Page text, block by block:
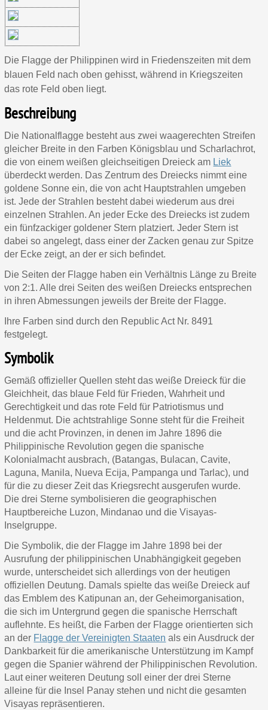
Die Flagge der Philippinen wird in Friedenszeiten mit dem
blauen Feld nach oben gehisst, während in Kriegszeiten
das rote Feld oben liegt.
Beschreibung
Die Nationalflagge besteht aus zwei waagerechten Streifen
gleicher Breite in den Farben Königsblau und Scharlachrot,
die von einem weißen gleichseitigen Dreieck am Liek
überdeckt werden. Das Zentrum des Dreiecks nimmt eine
goldene Sonne ein, die von acht Hauptstrahlen umgeben
ist. Jede der Strahlen besteht dabei wiederum aus drei
einzelnen Strahlen. An jeder Ecke des Dreiecks ist zudem
ein fünfzackiger goldener Stern platziert. Jeder Stern ist
dabei so angelegt, dass einer der Zacken genau zur Spitze
der Ecke zeigt, an der er sich befindet.
Die Seiten der Flagge haben ein Verhältnis Länge zu Breite
von 2:1. Alle drei Seiten des weißen Dreiecks entsprechen
in ihren Abmessungen jeweils der Breite der Flagge.
Ihre Farben sind durch den Republic Act Nr. 8491
festgelegt.
Symbolik
Gemäß offizieller Quellen steht das weiße Dreieck für die
Gleichheit, das blaue Feld für Frieden, Wahrheit und
Gerechtigkeit und das rote Feld für Patriotismus und
Heldenmut. Die achtstrahlige Sonne steht für die Freiheit
und die acht Provinzen, in denen im Jahre 1896 die
Philippinische Revolution gegen die spanische
Kolonialmacht ausbrach, (Batangas, Bulacan, Cavite,
Laguna, Manila, Nueva Ecija, Pampanga und Tarlac), und
für die zu dieser Zeit das Kriegsrecht ausgerufen wurde.
Die drei Sterne symbolisieren die geographischen
Hauptbereiche Luzon, Mindanao und die Visayas-
Inselgruppe.
Die Symbolik, die der Flagge im Jahre 1898 bei der
Ausrufung der philippinischen Unabhängigkeit gegeben
wurde, unterscheidet sich allerdings von der heutigen
offiziellen Deutung. Damals spielte das weiße Dreieck auf
das Emblem des Katipunan an, der Geheimorganisation,
die sich im Untergrund gegen die spanische Herrschaft
auflehnte. Es heißt, die Farben der Flagge orientierten sich
an der Flagge der Vereinigten Staaten als ein Ausdruck der
Dankbarkeit für die amerikanische Unterstützung im Kampf
gegen die Spanier während der Philippinischen Revolution.
Laut einer weiteren Deutung soll einer der drei Sterne
alleine für die Insel Panay stehen und nicht die gesamten
Visayas repräsentieren.